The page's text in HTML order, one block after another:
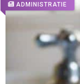
ADMINISTRATIE